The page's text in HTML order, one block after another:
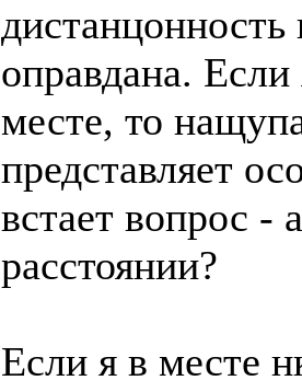
оправдана.
месте, то
представляет
встает вопрос -
расстоянии?
Если я в месте